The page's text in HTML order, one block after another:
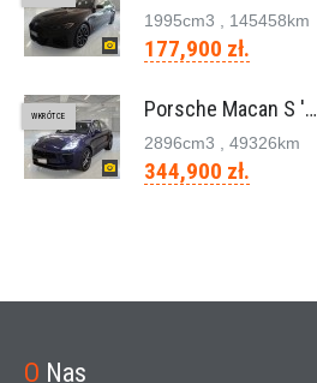
1995cm3 , 145458km
177,900 zł.
WKRÓTCE Porsche Macan S '2023
2896cm3 , 49326km
344,900 zł.
O Nas